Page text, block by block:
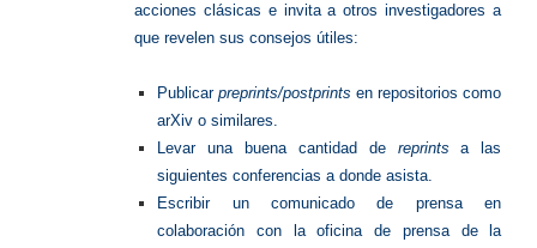
acciones clásicas e invita a otros investigadores a
que revelen sus consejos útiles:
Publicarpreprints/postprints en repositorios como
arXiv o similares.
Levar una buena cantidad de reprints a las
siguientes conferencias a donde asista.
Escribir un comunicado de prensa en
colaboración con la oficina de prensa de la